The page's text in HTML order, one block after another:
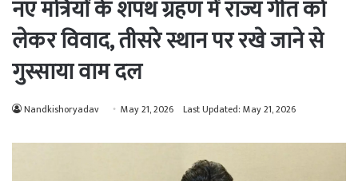
नए मंत्रियों के शपथ ग्रहण में राज्य गीत को
लेकर विवाद, तीसरे स्थान पर रखे जाने से
गुस्साया वाम दल
Nandkishoryadav May 21, 2026 Last Updated: May 21, 2026